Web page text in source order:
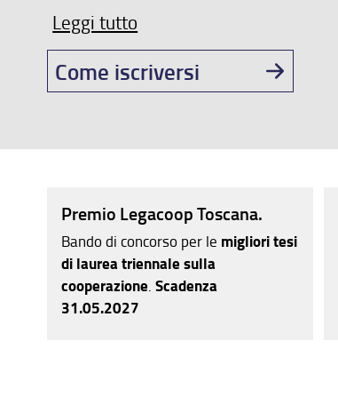
Leggi tutto
Come iscriversi
Premio Legacoop Toscana.
Bando di concorso per le migliori tesi
di laurea triennale sulla
cooperazione.Scadenza
31.05.2027